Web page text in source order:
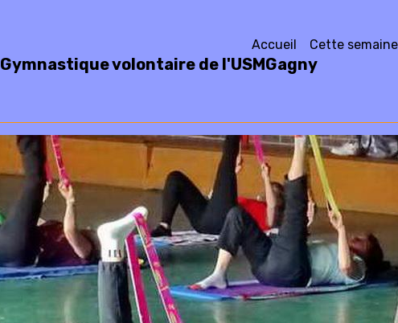
Gymnastique volontaire de l'USMGagny
Accueil Cette semaine